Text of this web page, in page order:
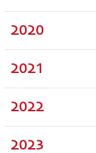
2020
2021
2022
2023